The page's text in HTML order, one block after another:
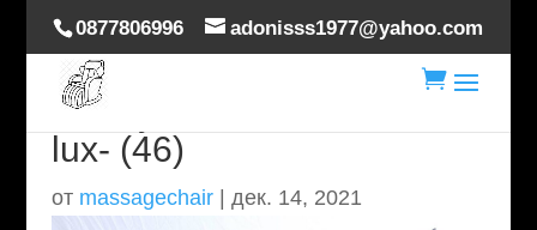
0877806996 adonisss1977@yahoo.com

masaj-scaun-hoverdream-
lux- (46)
от massagechair| дек. 14, 2021